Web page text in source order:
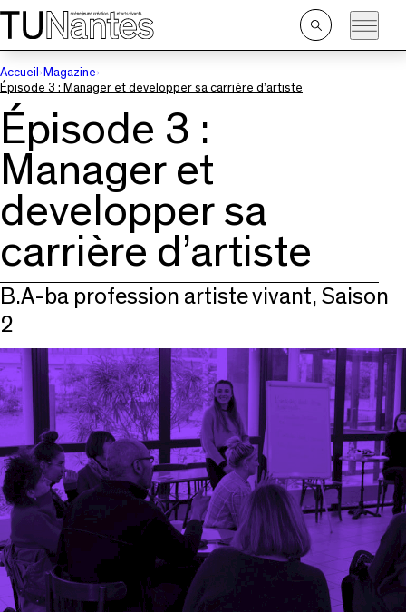
Passer directement à la navigation
Passer directement au contenu principal
Ouvrir
la
Accueil
Magazine
Épisode 3 : Manager et developper sa carrière d’artiste
Épisode 3 :
Manager et
developper sa
carrière d’artiste
B.A-ba profession artiste vivant, Saison
2